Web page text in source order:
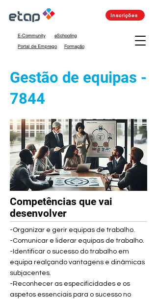
eSchooling
E-Community
Portal de Emprego
Formação
Inscrições
Gestão de equipas -
7844
Competências que vai
desenvolver
-Organizar e gerir equipas de trabalho.
-Comunicar e liderar equipas de trabalho.
-Identificar o sucesso do trabalho em
equipa realçando vantagens e dinâmicas
subjacentes.
-Reconhecer as especificidades e os
aspetos essenciais para o sucesso no